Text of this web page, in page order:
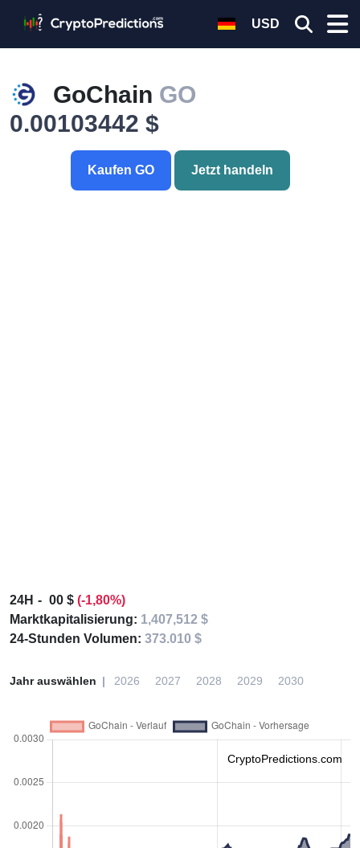
USD
GoChain GO
0.00103442 $
Kaufen GO Jetzt handeln
24H 00 $ (-1,80%)
Marktkapitalisierung: 1,407,512 $
24-Stunden Volumen: 373.010 $
Jahr auswählen 2026 2027 2028 2029 2030
CryptoPredictions.com